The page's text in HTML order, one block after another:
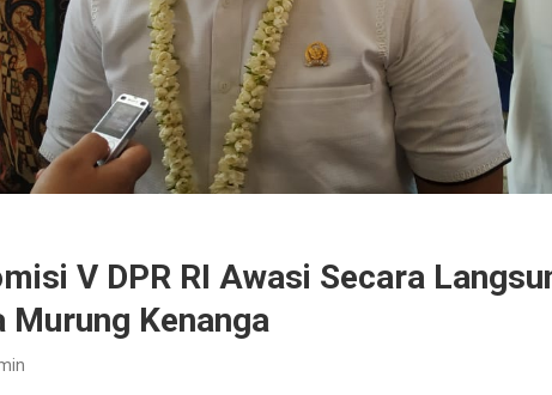
V DPR RI Awasi Secara
Murung Kenanga